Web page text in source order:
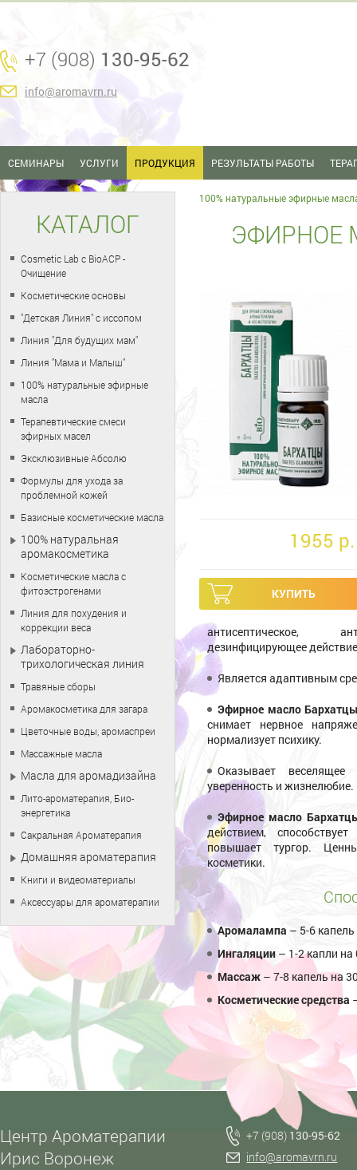
+7 (908) 130-95-62
info@aromavrn.ru
СЕМИНАРЫ УСЛУГИ ПРОДУКЦИЯ РЕЗУЛЬТАТЫ РАБОТЫ
100% натуральные эфирные
ЭФИРНОЕ
1955 p.
антисептическое,
дезинфицирующее
Является адаптивным
Эфирное масло
снимает нервное
нормализует психику.
Оказывает
уверенность и жизнелюбие.
Эфирное масло
действием,
повышает тургор.
косметики.
Аромалампа – 5-6
Ингаляции – 1-2 капли
Массаж – 7-8 капель на
Косметические средства
КАТАЛОГ
Cosmetic Lab с BioACP -
Очищение
Косметические основы
"Детская Линия" с иссопом
Линия "Для будущих мам"
Линия "Мама и Малыш"
100% натуральные эфирные
масла
Терапевтические смеси
эфирных масел
Эксклюзивные Абсолю
Формулы для ухода за
проблемной кожей
Базисные косметические масла
100% натуральная
аромакосметика
Косметические масла с
фитоэстрогенами
Линия для похудения и
коррекции веса
Лабораторно-
трихологическая линия
Травяные сборы
Аромакосметика для загара
Цветочные воды, аромаспреи
Массажные масла
Масла для аромадизайна
Лито-ароматерапия, Био-
энергетика
Сакральная Ароматерапия
Домашняя ароматерапия
Книги и видеоматериалы
Аксессуары для ароматерапии
Центр Ароматерапии
Ирис Воронеж
+7 (908) 130-95-62
info@aromavrn.ru